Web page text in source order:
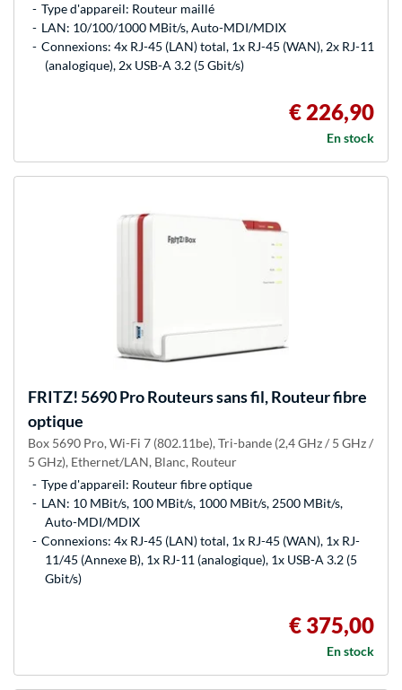
Type d'appareil: Routeur maillé
LAN: 10/100/1000 MBit/s, Auto-MDI/MDIX
Connexions: 4x RJ-45 (LAN) total, 1x RJ-45 (WAN), 2x RJ-11
(analogique), 2x USB-A 3.2 (5 Gbit/s)
€ 226,90
En stock
FRITZ!5690 Pro Routeurs sans fil, Routeur fibre
optique
Box 5690 Pro, Wi-Fi 7 (802.11be), Tri-bande (2,4 GHz / 5 GHz /
5 GHz), Ethernet/LAN, Blanc, Routeur
Type d'appareil: Routeur fibre optique
LAN: 10 MBit/s, 100 MBit/s, 1000 MBit/s, 2500 MBit/s,
Auto-MDI/MDIX
Connexions: 4x RJ-45 (LAN) total, 1x RJ-45 (WAN), 1x RJ-
11/45 (Annexe B), 1x RJ-11 (analogique), 1x USB-A 3.2 (5
Gbit/s)
€ 375,00
En stock